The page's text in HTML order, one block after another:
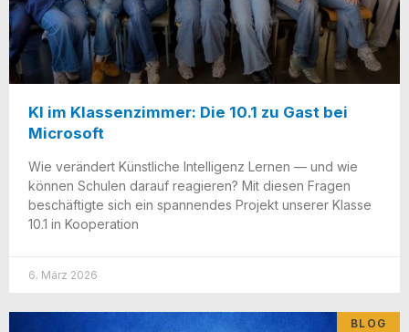
KI im Klassenzimmer: Die 10.1 zu Gast bei
Microsoft
Wie ver­än­dert Künst­li­che Intel­li­genz Ler­nen — und wie
kön­nen Schu­len dar­auf reagie­ren? Mit die­sen Fra­gen
beschäf­tig­te sich ein span­nen­des Pro­jekt unse­rer Klas­se
10.1 in Kooperation
6. März 2026
BLOG